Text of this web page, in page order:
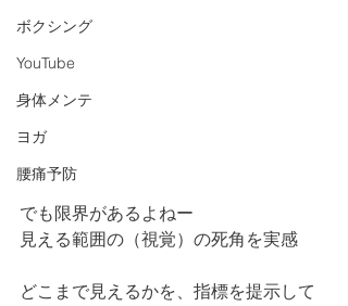
ボクシング
YouTube
身体メンテ
ヨガ
腰痛予防
でも限界があるよねー
見える範囲の（視覚）の死角を実感
どこまで見えるかを、指標を提示して